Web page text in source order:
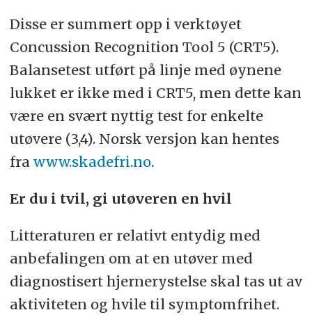
Disse er summert opp i verktøyet
Concussion Recognition Tool 5 (CRT5).
Balansetest utført på linje med øynene
lukket er ikke med i CRT5, men dette kan
være en svært nyttig test for enkelte
utøvere (3,4). Norsk versjon kan hentes
fra www.skadefri.no.
Er du i tvil, gi utøveren en hvil
Litteraturen er relativt entydig med
anbefalingen om at en utøver med
diagnostisert hjernerystelse skal tas ut av
aktiviteten og hvile til symptomfrihet.